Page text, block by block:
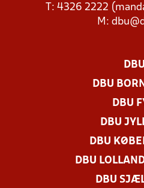
T: 4326 2222
M:
DBU
DBU
DBU
DBU
DBU
DBU
DBU